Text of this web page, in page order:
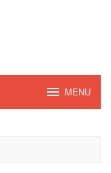
MENU